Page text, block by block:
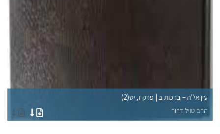
עין אי"ה – ברכות ב | פרק ז, יט(2)
הרב טויל דרור